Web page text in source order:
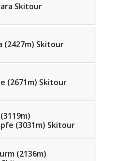
Skitour
(2427m) Skitour
(2671m) Skitour
(3031m) Skitour
(2136m)